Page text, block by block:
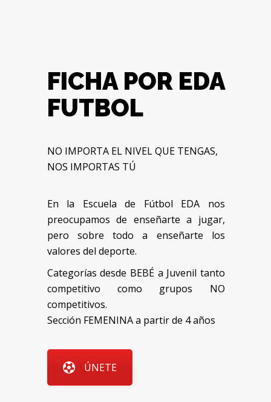
FICHA POR EDA
FUTBOL
NO IMPORTA EL NIVEL QUE TENGAS,
NOS IMPORTAS TÚ
En la Escuela de Fútbol EDA nos
preocupamos de enseñarte a jugar,
pero sobre todo a enseñarte los
valores del deporte.
Categorías desde BEBÉ a Juvenil tanto
competitivo como grupos NO
competitivos.
Sección FEMENINA a partir de 4 años
ÚNETE